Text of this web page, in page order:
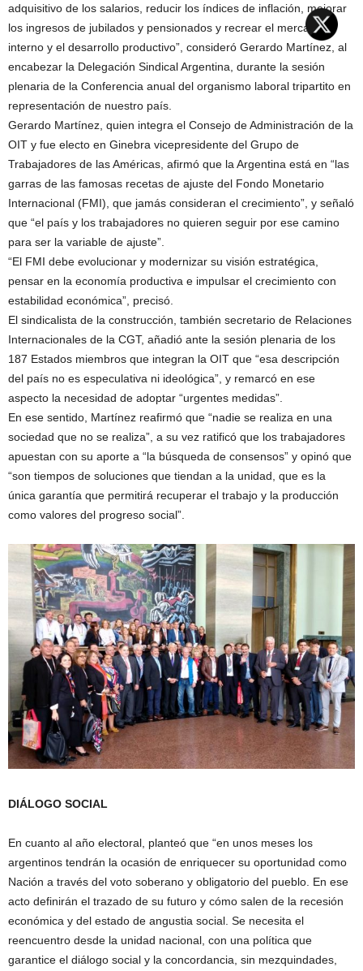
adquisitivo de los salarios, reducir los índices de inflación, mejorar
los ingresos de jubilados y pensionados y recrear el mercado
interno y el desarrollo productivo”, consideró Gerardo Martínez, al
encabezar la Delegación Sindical Argentina, durante la sesión
plenaria de la Conferencia anual del organismo laboral tripartito en
representación de nuestro país.
Gerardo Martínez, quien integra el Consejo de Administración de la
OIT y fue electo en Ginebra vicepresidente del Grupo de
Trabajadores de las Américas, afirmó que la Argentina está en “las
garras de las famosas recetas de ajuste del Fondo Monetario
Internacional (FMI), que jamás consideran el crecimiento”, y señaló
que “el país y los trabajadores no quieren seguir por ese camino
para ser la variable de ajuste”.
“El FMI debe evolucionar y modernizar su visión estratégica,
pensar en la economía productiva e impulsar el crecimiento con
estabilidad económica”, precisó.
El sindicalista de la construcción, también secretario de Relaciones
Internacionales de la CGT, añadió ante la sesión plenaria de los
187 Estados miembros que integran la OIT que “esa descripción
del país no es especulativa ni ideológica”, y remarcó en ese
aspecto la necesidad de adoptar “urgentes medidas”.
En ese sentido, Martínez reafirmó que “nadie se realiza en una
sociedad que no se realiza”, a su vez ratificó que los trabajadores
apuestan con su aporte a “la búsqueda de consensos” y opinó que
“son tiempos de soluciones que tiendan a la unidad, que es la
única garantía que permitirá recuperar el trabajo y la producción
como valores del progreso social”.
DIÁLOGO SOCIAL
En cuanto al año electoral, planteó que “en unos meses los
argentinos tendrán la ocasión de enriquecer su oportunidad como
Nación a través del voto soberano y obligatorio del pueblo. En ese
acto definirán el trazado de su futuro y cómo salen de la recesión
económica y del estado de angustia social. Se necesita el
reencuentro desde la unidad nacional, con una política que
garantice el diálogo social y la concordancia, sin mezquindades,